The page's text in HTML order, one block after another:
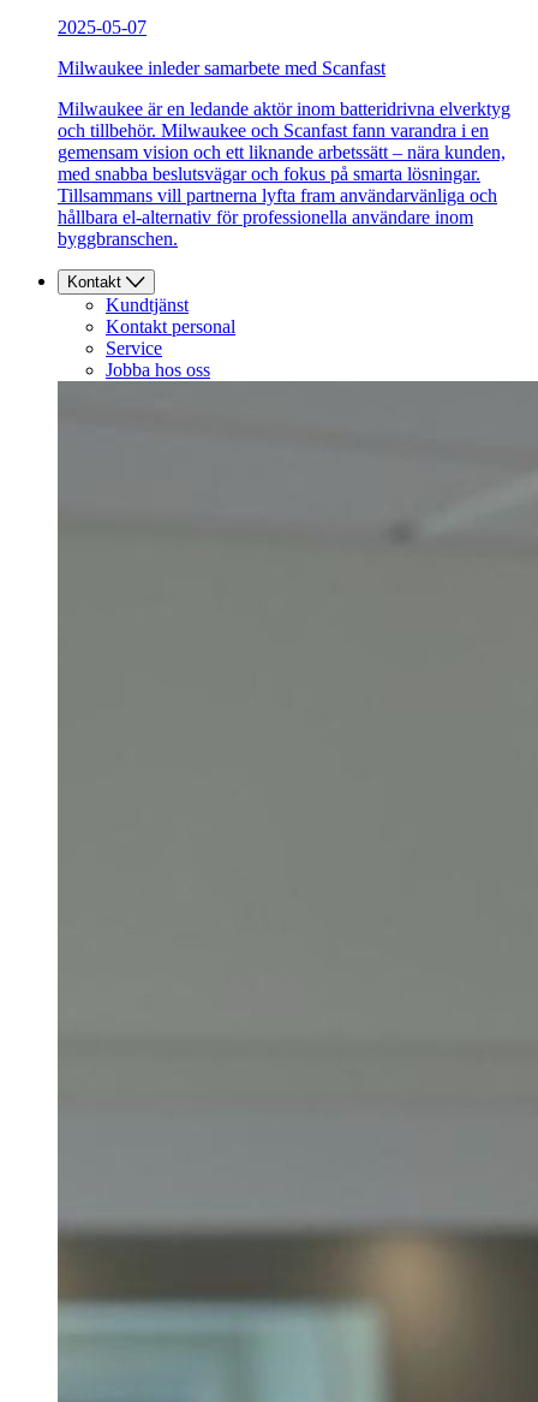
2025-05-07
Milwaukee inleder samarbete med Scanfast
Milwaukee är en ledande aktör inom batteridrivna elverktyg
och tillbehör. Milwaukee och Scanfast fann varandra i en
gemensam vision och ett liknande arbetssätt – nära kunden,
med snabba beslutsvägar och fokus på smarta lösningar.
Tillsammans vill partnerna lyfta fram användarvänliga och
hållbara el-alternativ för professionella användare inom
byggbranschen.
Kontakt
Kundtjänst
Kontakt personal
Service
Jobba hos oss